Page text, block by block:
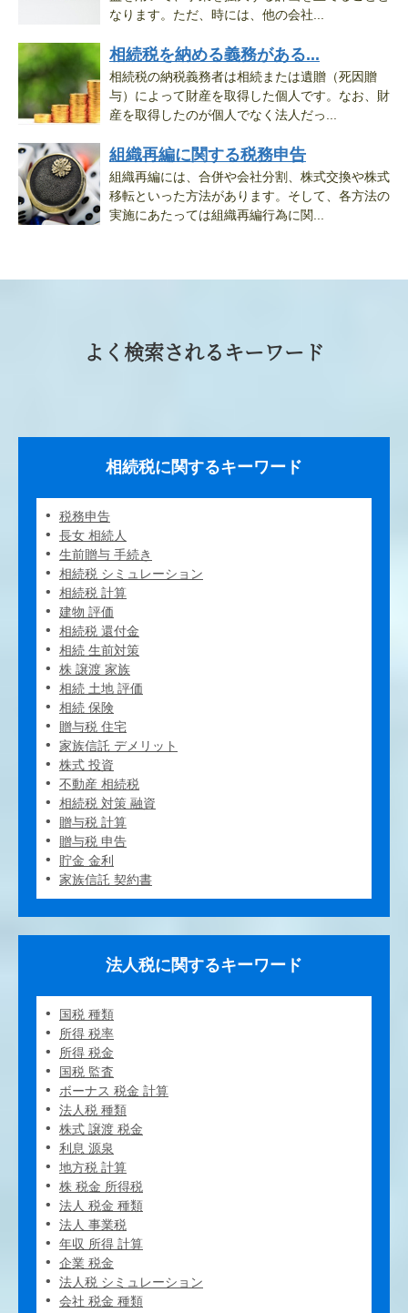
なります。ただ、時には、他の会社...
相続税を納める義務がある...
相続税の納税義務者は相続または遺贈（死因贈
与）によって財産を取得した個人です。なお、財
産を取得したのが個人でなく法人だっ...
組織再編に関する税務申告
組織再編には、合併や会社分割、株式交換や株式
移転といった方法があります。そして、各方法の
実施にあたっては組織再編行為に関...
よく検索されるキーワード
相続税に関するキーワード
税務申告
長女 相続人
生前贈与 手続き
相続税 シミュレーション
相続税 計算
建物 評価
相続税 還付金
相続 生前対策
株 譲渡 家族
相続 土地 評価
相続 保険
贈与税 住宅
家族信託 デメリット
株式 投資
不動産 相続税
相続税 対策 融資
贈与税 計算
贈与税 申告
貯金 金利
家族信託 契約書
法人税に関するキーワード
国税 種類
所得 税率
所得 税金
国税 監査
ボーナス 税金 計算
法人税 種類
株式 譲渡 税金
利息 源泉
地方税 計算
株 税金 所得税
法人 税金 種類
法人 事業税
年収 所得 計算
企業 税金
法人税 シミュレーション
会社 税金 種類